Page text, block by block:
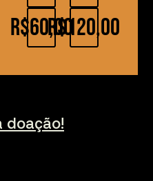
R$60,00R$120,00
doação!